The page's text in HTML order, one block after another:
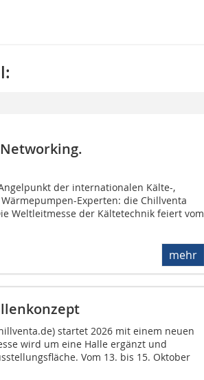
der internationalen Kälte-,
Experten: die Chillventa
Weltleitmesse der Kältetechnik feiert vom
mehr
startet 2026 mit einem neuen
wird um eine Halle ergänzt und
Vom 13. bis 15. Oktober